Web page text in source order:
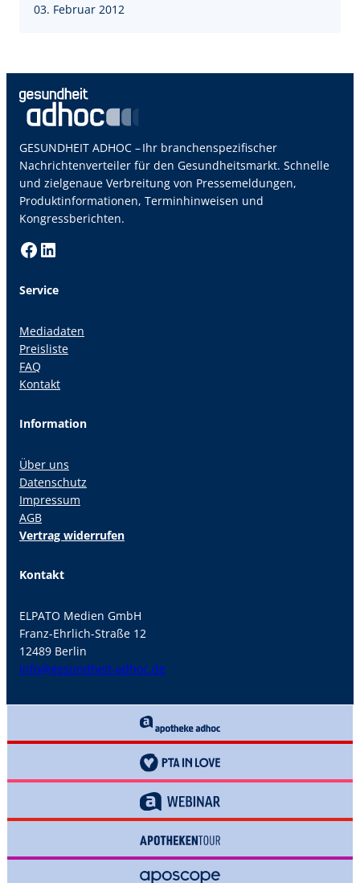
03. Februar 2012
GESUNDHEIT ADHOC – Ihr branchenspezifischer
Nachrichtenverteiler für den Gesundheitsmarkt. Schnelle
und zielgenaue Verbreitung von Pressemeldungen,
Produktinformationen, Terminhinweisen und
Kongressberichten.
Facebook LinkedIn
Service
Mediadaten
Preisliste
FAQ
Kontakt
Information
Über uns
Datenschutz
Impressum
AGB
Vertrag widerrufen
Kontakt
ELPATO Medien GmbH
Franz-Ehrlich-Straße 12
12489 Berlin
info@gesundheit-adhoc.de